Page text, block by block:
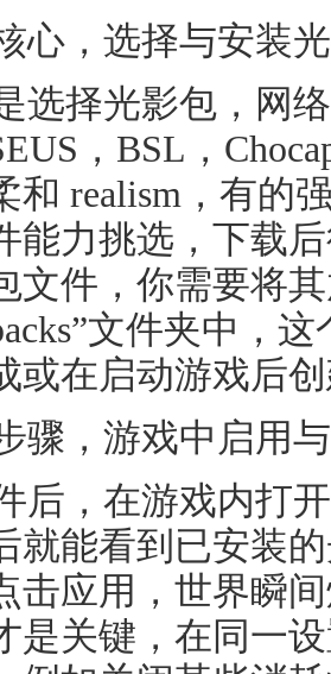
心，选择与安装
选择光影包，网
，BSL，
和 realism，有的
能力挑选，下载
文件，你需要将
文件夹中，
或在启动游戏后
骤，游戏中启用
后，在游戏内打
就能看到已安装
击应用，世界瞬
是关键，在同一